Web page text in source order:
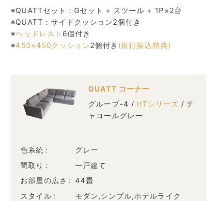
※QUATTセット：Gセット + スツール + 1P×2台
※QUATT：サイドクッション2個付き
※ヘッドレスト 6個付き
※450×450クッション2個付き (銀行振込特典)
QUATT コーナー
グループ-4 / HTシリーズ / チ
ャコールグレー
色系統
グレー
間取り
一戸建て
お部屋の広さ
44畳
スタイル
モダン,シンプル,ホテルライク